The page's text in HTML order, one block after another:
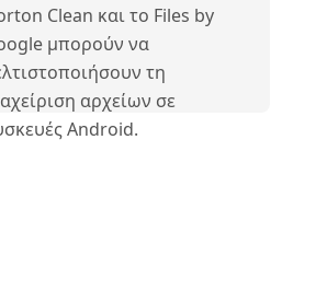
Clean και το Files by
μπορούν να
τη
αρχείων σε
Android.